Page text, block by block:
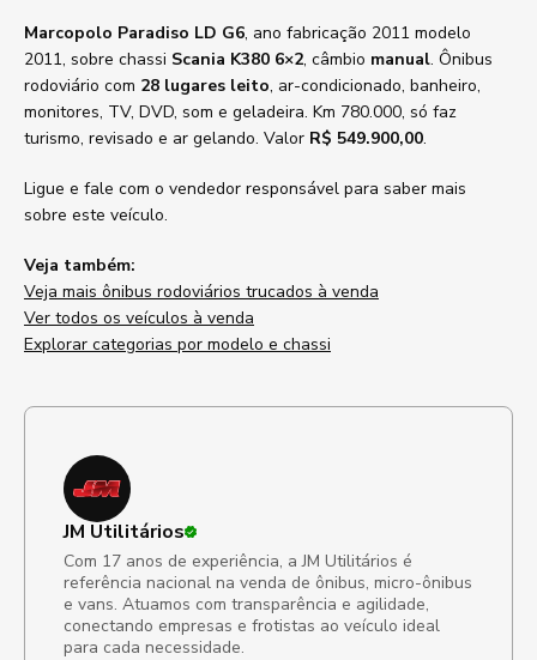
Marcopolo Paradiso LD G6, ano fabricação 2011 modelo
2011, sobre chassi Scania K380 6×2, câmbio manual. Ônibus
rodoviário com 28 lugares leito, ar-condicionado, banheiro,
monitores, TV, DVD, som e geladeira. Km 780.000, só faz
turismo, revisado e ar gelando. Valor R$ 549.900,00.
Ligue e fale com o vendedor responsável para saber mais
sobre este veículo.
Veja também:
Veja mais ônibus rodoviários trucados à venda
Ver todos os veículos à venda
Explorar categorias por modelo e chassi
JM Utilitários
Com 17 anos de experiência, a JM Utilitários é
referência nacional na venda de ônibus, micro-ônibus
e vans. Atuamos com transparência e agilidade,
conectando empresas e frotistas ao veículo ideal
para cada necessidade.